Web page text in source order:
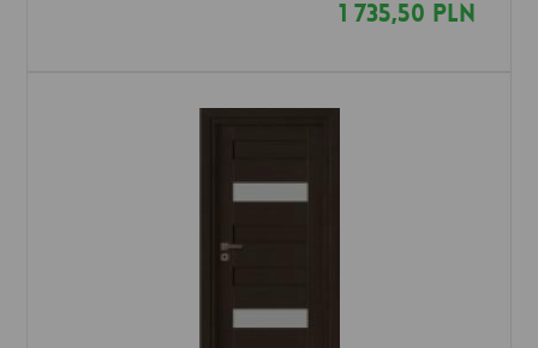
1 735,50 PLN